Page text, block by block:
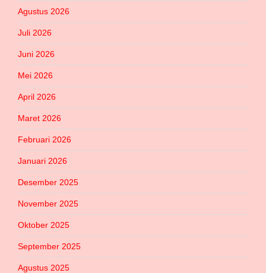
Agustus 2026
Juli 2026
Juni 2026
Mei 2026
April 2026
Maret 2026
Februari 2026
Januari 2026
Desember 2025
November 2025
Oktober 2025
September 2025
Agustus 2025